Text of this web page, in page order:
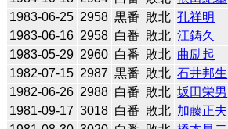
1983-06-25 2958 黒番 敗北 孔祥明
1983-06-16 2958 白番 敗北 江鋳久
1983-05-29 2960 白番 敗北 曲励起
1982-07-15 2987 黒番 敗北 石井邦生
1982-06-26 2988 白番 敗北 坂田栄男
1981-09-17 3018 白番 敗北 加藤正夫